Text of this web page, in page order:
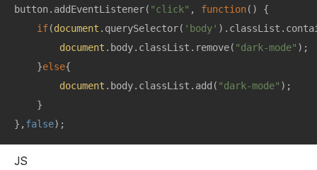
button.addEventListener( "click" , function( ) {
if(document .querySelector( 'body'
document .body.classList.remove( "dark-mode" );
    }
else{
document .body.classList.add( "dark-mode" );
    }
}, false);
JS